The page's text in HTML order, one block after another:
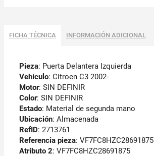
FICHA TÉCNICA INFORMACIÓN ADICIONAL
Pieza: Puerta Delantera Izquierda
Vehículo: Citroen C3 2002-
Motor: SIN DEFINIR
Color: SIN DEFINIR
Estado: Material de segunda mano
Ubicación: Almacenada
RefID: 2713761
Referencia pieza: VF7FC8HZC28691875
Atributo 2: VF7FC8HZC28691875